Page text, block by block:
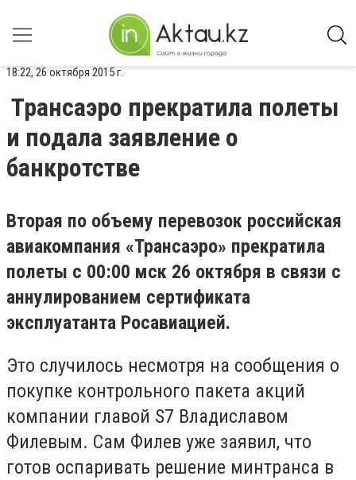
18:22, 26 октября 2015 г.
Трансаэро прекратила полеты
и подала заявление о
банкротстве
Вторая по объему перевозок российская
авиакомпания «Трансаэро» прекратила
полеты с 00:00 мск 26 октября в связи с
аннулированием сертификата
эксплуатанта Росавиацией.
Это случилось несмотря на сообщения о
покупке контрольного пакета акций
компании главой S7 Владиславом
Филевым. Сам Филев уже заявил, что
готов оспаривать решение минтранса в